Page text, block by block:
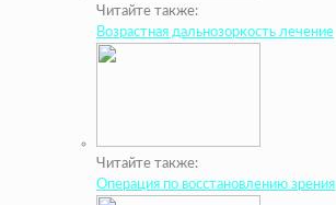
Читайте также:
Возрастная дальнозоркость лечение
Читайте также:
Операция по восстановлению зрения